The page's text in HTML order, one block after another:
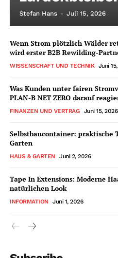
Stefan Hans - Juli 15, 2026
Wenn Strom plötzlich Wälder
wird erster B2B Rewilding-
WISSENSCHAFT UND TECHNIK Juni
Was Kunden unter fairen
PLAN-B NET ZERO darauf
FINANZEN UND VERTRAG Juni 15, 2026
Selbstbaucontainer: praktische
Garten
HAUS & GARTEN Juni 2, 2026
Tape In Extensions: Moderne
natürlichen Look
INFORMATION Juni 1, 2026